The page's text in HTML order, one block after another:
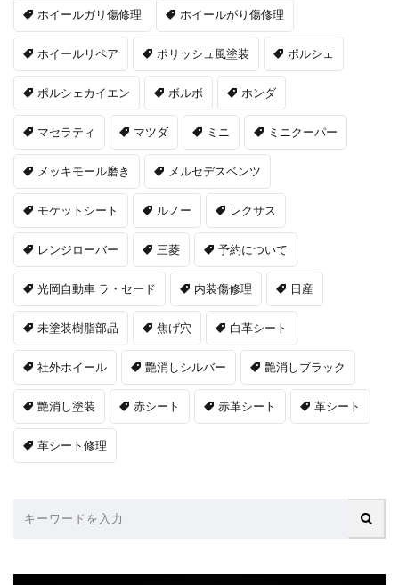
ホイールガリ傷修理 ホイールがり傷修理
ホイールリペア ポリッシュ風塗装 ポルシェ
ポルシェカイエン ボルボ ホンダ
マセラティ マツダ ミニ ミニクーパー
メッキモール磨き メルセデスベンツ
モケットシート ルノー レクサス
レンジローバー 三菱 予約について
光岡自動車 ラ・セード 内装傷修理 日産
未塗装樹脂部品 焦げ穴 白革シート
社外ホイール 艶消しシルバー 艶消しブラック
艶消し塗装 赤シート 赤革シート 革シート
革シート修理